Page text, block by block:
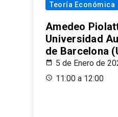
Teoría Económica
Amedeo
Universidad
de Barcelona
5 de Enero de
11:00 a 12:00